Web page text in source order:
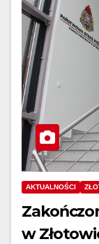
AKTUALNOŚCI
w